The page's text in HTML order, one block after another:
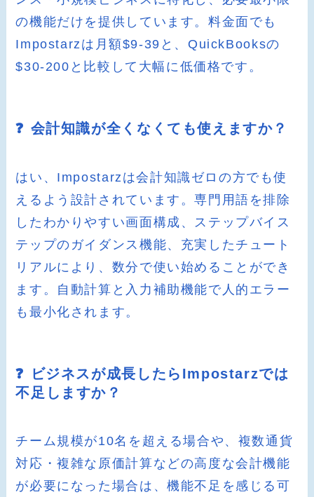
の機能だけを提供しています。料金面でも
Impostarzは月額$9-39と、QuickBooksの
$30-200と比較して大幅に低価格です。
❓ 会計知識が全くなくても使えますか？
はい、Impostarzは会計知識ゼロの方でも使
えるよう設計されています。専門用語を排除
したわかりやすい画面構成、ステップバイス
テップのガイダンス機能、充実したチュート
リアルにより、数分で使い始めることができ
ます。自動計算と入力補助機能で人的エラー
も最小化されます。
❓ ビジネスが成長したらImpostarzでは
不足しますか？
チーム規模が10名を超える場合や、複数通貨
対応・複雑な原価計算などの高度な会計機能
が必要になった場合は、機能不足を感じる可